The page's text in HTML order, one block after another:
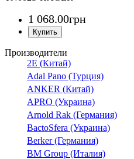
1 068.00грн
Производители
2E (Китай)
Adal Pano (Турция)
ANKER (Китай)
APRO (Украина)
Arnold Rak (Германия)
BactoSfera (Украина)
Berker (Германия)
BM Group (Италия)